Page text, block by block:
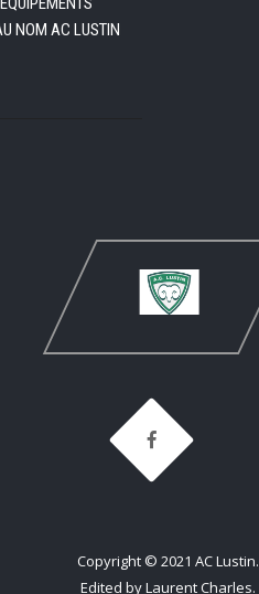
NOM AC LUSTIN
Copyright © 2021 AC Lustin.
Edited by Laurent Charles.